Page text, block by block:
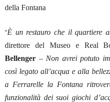
della Fontana
“È un restauro che il quartiere
direttore del Museo e Real
Bellenger –Non avrei potuto
così legato all’acqua e alla
a Ferrarelle la Fontana
funzionalità dei suoi giochi